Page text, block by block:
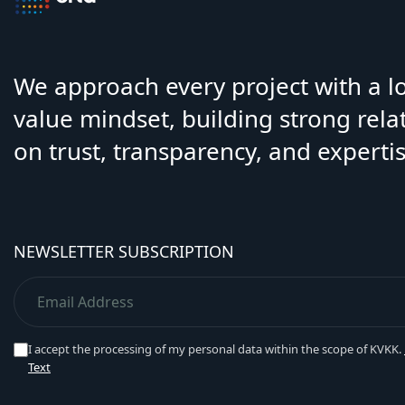
We approach every project with a
value mindset, building strong
on trust, transparency, and
NEWSLETTER SUBSCRIPTION
I accept the processing of my personal data within the scope of KVKK.
Text